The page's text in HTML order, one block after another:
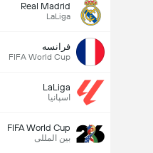
Real Madrid
LaLiga
فرانسه
FIFA World Cup
LaLiga
اسپانیا
FIFA World Cup
بین المللی